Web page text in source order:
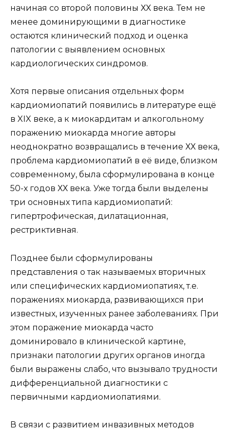
начиная со второй половины ХХ века. Тем не
менее доминирующими в диагностике
остаются клинический подход и оценка
патологии с выявлением основных
кардиологических синдромов.
Хотя первые описания отдельных форм
кардиомиопатий появились в литературе ещё
в XIX веке, а к миокардитам и алкогольному
поражению миокарда многие авторы
неоднократно возвращались в течение ХХ века,
проблема кардиомиопатий в её виде, близком
современному, была сформулирована в конце
50-х годов ХХ века. Уже тогда были выделены
три основных типа кардиомиопатий:
гипертрофическая, дилатационная,
рестриктивная.
Позднее были сформулированы
представления о так называемых вторичных
или специфических кардиомиопатиях, т.е.
поражениях миокарда, развивающихся при
известных, изученных ранее заболеваниях. При
этом поражение миокарда часто
доминировало в клинической картине,
признаки патологии других органов иногда
были выражены слабо, что вызывало трудности
дифференциальной диагностики с
первичными кардиомиопатиями.
В связи с развитием инвазивных методов